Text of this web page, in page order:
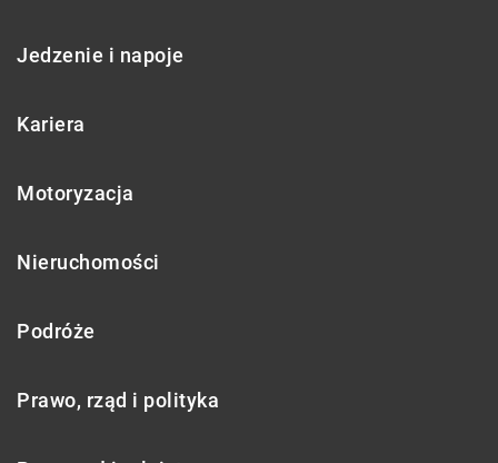
Jedzenie i napoje
Kariera
Motoryzacja
Nieruchomości
Podróże
Prawo, rząd i polityka